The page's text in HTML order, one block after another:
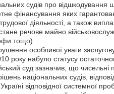
судів про
фінансування яких
діяльності, а також
речове майно
тощо).
особливої уваги
року набуло статусу
суд зазначив, що чисельні
національних судів,
відповідної системної